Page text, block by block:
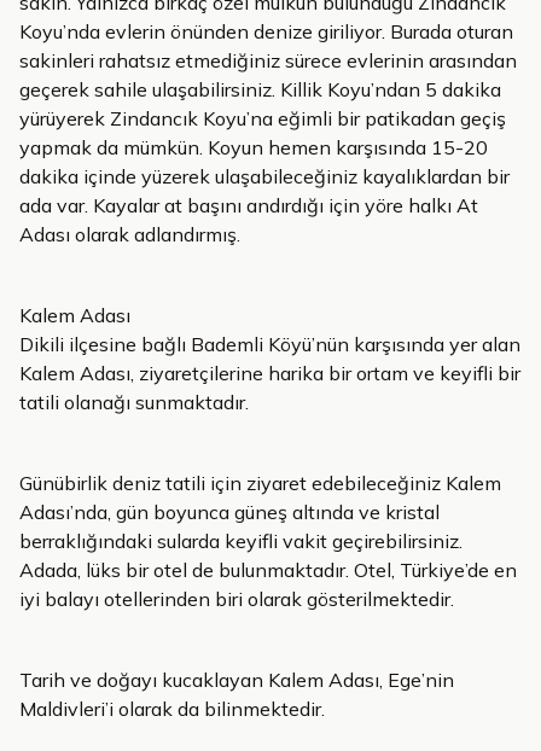
Koyu’nda evlerin önünden denize giriliyor. Burada oturan
sakinleri rahatsız etmediğiniz sürece evlerinin arasından
geçerek sahile ulaşabilirsiniz. Killik Koyu’ndan 5 dakika
yürüyerek Zindancık Koyu’na eğimli bir patikadan geçiş
yapmak da mümkün. Koyun hemen karşısında 15-20
dakika içinde yüzerek ulaşabileceğiniz kayalıklardan bir
ada var. Kayalar at başını andırdığı için yöre halkı At
Adası olarak adlandırmış.
Kalem Adası
Dikili ilçesine bağlı Bademli Köyü’nün karşısında yer alan
Kalem Adası, ziyaretçilerine harika bir ortam ve keyifli bir
tatili olanağı sunmaktadır.
Günübirlik deniz tatili için ziyaret edebileceğiniz Kalem
Adası’nda, gün boyunca güneş altında ve kristal
berraklığındaki sularda keyifli vakit geçirebilirsiniz.
Adada, lüks bir otel de bulunmaktadır. Otel, Türkiye’de en
iyi balayı otellerinden biri olarak gösterilmektedir.
Tarih ve doğayı kucaklayan Kalem Adası, Ege’nin
Maldivleri’i olarak da bilinmektedir.